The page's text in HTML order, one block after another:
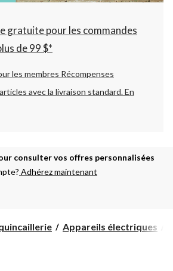
gratuite pour les commandes
de 99 $*
les membres Récompenses
avec la livraison standard.En
consulter vos offres personnalisées
Adhérez maintenant
Appareils électriques